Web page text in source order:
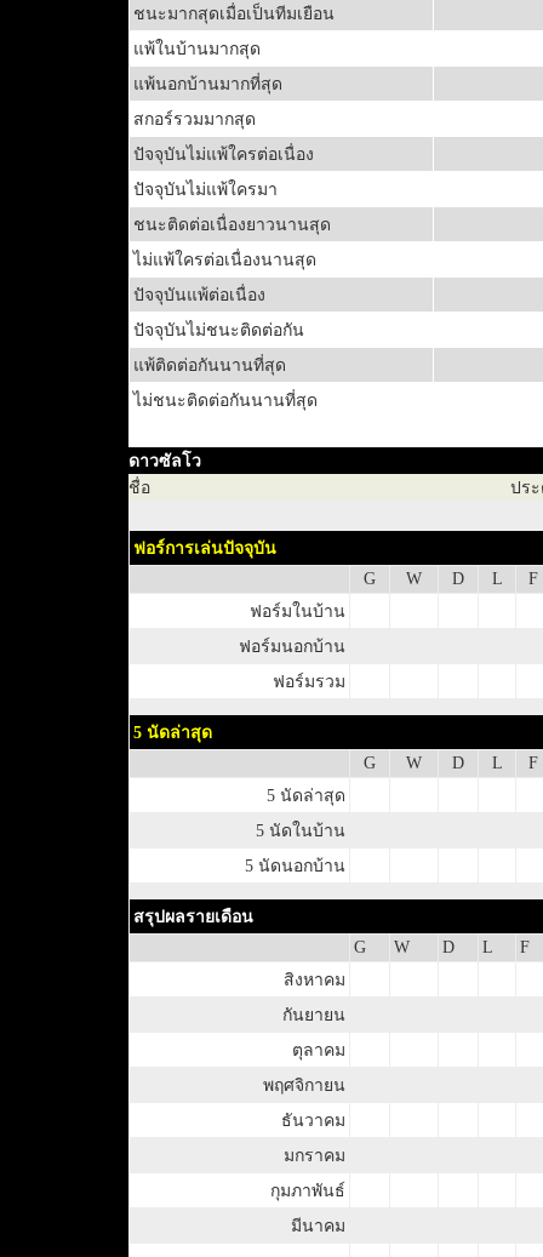
ชนะมากสุดเมื่อเป็นทีมเยือน
แพ้ในบ้านมากสุด
แพ้นอกบ้านมากที่สุด
สกอร์รวมมากสุด
ปัจจุบันไม่แพ้ใครต่อเนื่อง
ปัจจุบันไม่แพ้ใครมา
ชนะติดต่อเนื่องยาวนานสุด
ไม่แพ้ใครต่อเนื่องนานสุด
ปัจจุบันแพ้ต่อเนื่อง
ปัจจุบันไม่ชนะติดต่อกัน
แพ้ติดต่อกันนานที่สุด
ไม่ชนะติดต่อกันนานที่สุด
ดาวซัลโว
ชื่อ
ปร
ฟอร์การเล่นปัจจุบัน
G
W D L
F
ฟอร์มในบ้าน
ฟอร์มนอกบ้าน
ฟอร์มรวม
5 นัดล่าสุด
G
W D L
F
5 นัดล่าสุด
5 นัดในบ้าน
5 นัดนอกบ้าน
สรุปผลรายเดือน
G
W D L
F
สิงหาคม
กันยายน
ตุลาคม
พฤศจิกายน
ธันวาคม
มกราคม
กุมภาพันธ์
มีนาคม